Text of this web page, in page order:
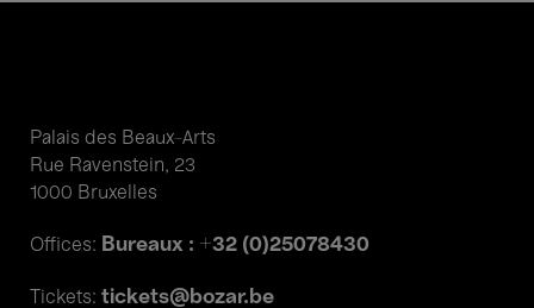
Palais des Beaux-Arts
Rue Ravenstein, 23
1000 Bruxelles
Offices: Bureaux : +32 (0)25078430
Tickets: tickets@bozar.be